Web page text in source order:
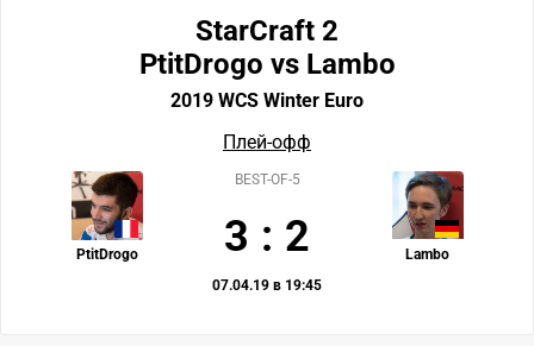
StarCraft 2
PtitDrogo vs Lambo
2019 WCS Winter Euro
Плей-офф
PtitDrogo Lambo
BEST-OF-5
3 : 2
07.04.19 в 19:45